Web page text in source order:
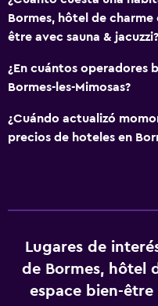
Bormes, hôtel de
être avec sauna & jacuzzi?
¿En cuántos operadores
Bormes-les-Mimosas?
¿Cuándo actualizó
precios de hoteles en
Lugares de
de Bormes, hôtel
espace bien-être